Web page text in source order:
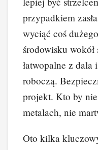
przypadkiem
wyciąć coś
środowisku
łatwopalne z dala
roboczą.
projekt. Kto by
metalach, nie
Oto kilka